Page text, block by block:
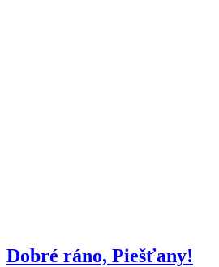
Dobré ráno, Piešťany!